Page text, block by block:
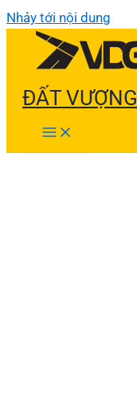
Nhảy tới nội dung
ĐẤT VƯỢNG